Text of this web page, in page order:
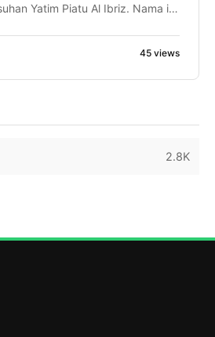
Yatim Piatu Al Ibriz. Nama ini
asuhan Yatim Piatu di bawah
45 views
2.8K